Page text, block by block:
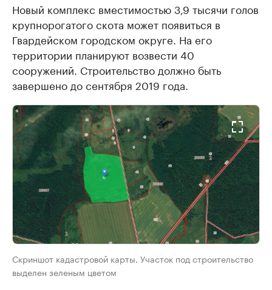
Новый комплекс вместимостью 3,9 тысячи голов
крупнорогатого скота может появиться в
Гвардейском городском округе. На его
территории планируют возвести 40
сооружений. Строительство должно быть
завершено до сентября 2019 года.
Скриншот кадастровой карты. Участок под строительство
выделен зеленым цветом